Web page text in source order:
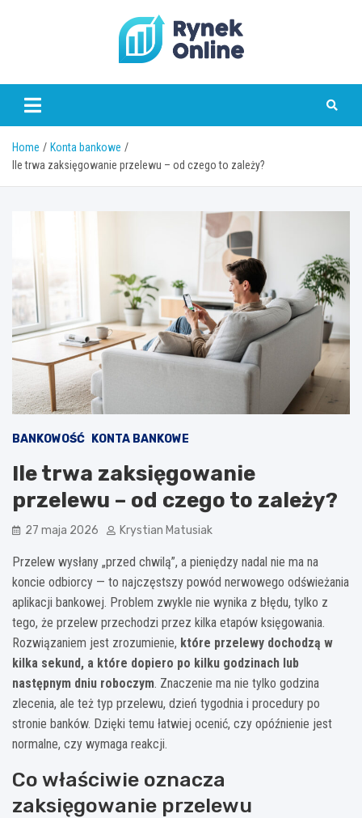
www.rynekonline.pl
Home
Konta bankowe
Ile trwa zaksięgowanie przelewu – od czego to zależy?
BANKOWOŚĆ KONTA BANKOWE
Ile trwa zaksięgowanie
przelewu – od czego to zależy?
27 maja 2026 Krystian Matusiak
Przelew wysłany „przed chwilą”, a pieniędzy nadal nie ma na
koncie odbiorcy — to najczęstszy powód nerwowego odświeżania
aplikacji bankowej. Problem zwykle nie wynika z błędu, tylko z
tego, że przelew przechodzi przez kilka etapów księgowania.
Rozwiązaniem jest zrozumienie, które przelewy dochodzą w
kilka sekund, a które dopiero po kilku godzinach lub
następnym dniu roboczym. Znaczenie ma nie tylko godzina
zlecenia, ale też typ przelewu, dzień tygodnia i procedury po
stronie banków. Dzięki temu łatwiej ocenić, czy opóźnienie jest
normalne, czy wymaga reakcji.
Co właściwie oznacza
zaksięgowanie przelewu